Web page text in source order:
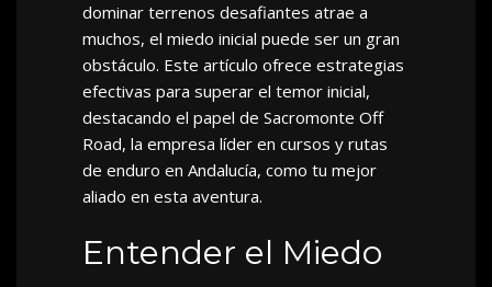
dominar terrenos desafiantes atrae a
muchos, el miedo inicial puede ser un gran
obstáculo. Este artículo ofrece estrategias
efectivas para superar el temor inicial,
destacando el papel de Sacromonte Off
Road, la empresa líder en cursos y rutas
de enduro en Andalucía, como tu mejor
aliado en esta aventura.
Entender el Miedo